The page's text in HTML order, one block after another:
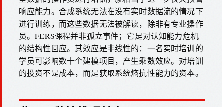
响应能力。合成系统无法在没有实时数据流的情况下
进行训练，而这些数据无法被解读，除非有专业操作
员。FERS课程并非孤立事件；它是对认知能力危机
的结构性回应。其效应是非线性的：一名实时培训的
学员可影响数十个建模项目，产生乘数效应。对培训
的投资不是成本，而是获取系统熵抗性能力的资本。